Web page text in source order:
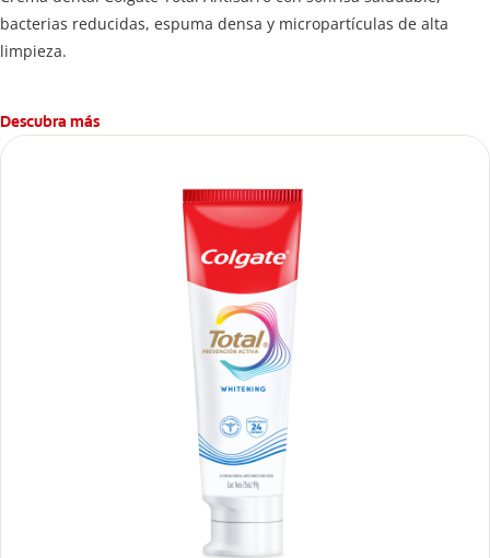
bacterias reducidas, espuma densa y micropartículas de alta
limpieza.
Descubra más